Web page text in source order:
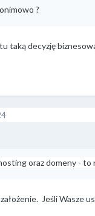
?
taką decyzję
oraz domeny -
Jeśli Wasze